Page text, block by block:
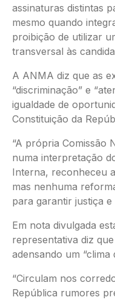
assinaturas distintas
mesmo quando
proibição de utilizar
transversal às
A ANMA diz que as
“discriminação” e
igualdade de
Constituição da
“A própria Comissão
numa interpretação
Interna, reconheceu
mas nenhuma
para garantir justiça
Em nota divulgada
representativa diz
adensando um “clima
“Circulam nos
República rumores